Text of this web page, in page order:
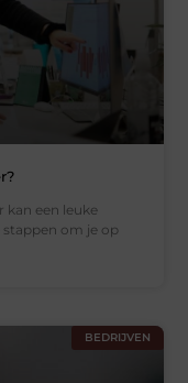
kan een leuke
om je op
BEDRIJVEN